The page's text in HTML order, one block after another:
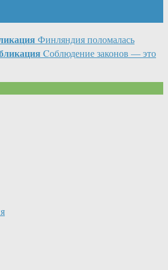
Финляндия поломалась
Cоблюдение законов — это